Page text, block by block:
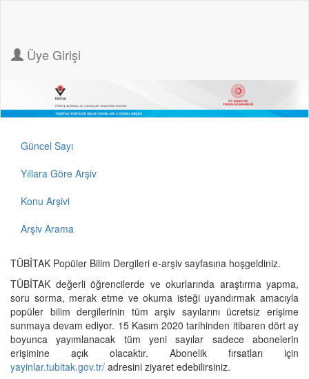
Üye Girişi
Güncel Sayı
Yıllara Göre Arşiv
Konu Arşivi
Arşiv Arama
TÜBİTAK Popüler Bilim Dergileri e-arşiv sayfasına hoşgeldiniz.
TÜBİTAK değerli öğrencilerde ve okurlarında araştırma yapma,
soru sorma, merak etme ve okuma isteği uyandırmak amacıyla
popüler bilim dergilerinin tüm arşiv sayılarını ücretsiz erişime
sunmaya devam ediyor. 15 Kasım 2020 tarihinden itibaren dört ay
boyunca yayımlanacak tüm yeni sayılar sadece abonelerin
erişimine açık olacaktır. Abonelik fırsatları için
yayinlar.tubitak.gov.tr/ adresini ziyaret edebilirsiniz.